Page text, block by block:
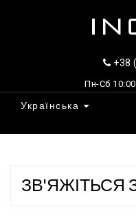
+38
Пн-Сб
Українська
ЗВ'ЯЖІТЬСЯ